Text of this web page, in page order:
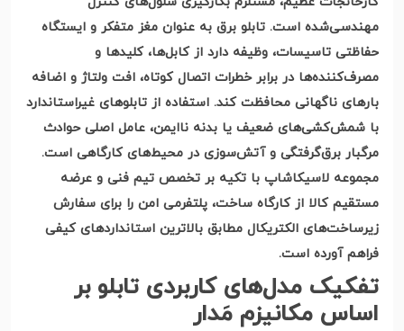
مهندسی‌شده است. تابلو برق به عنوان مغز متفکر و ایستگاه
حفاظتی تاسیسات، وظیفه دارد از کابل‌ها، کلیدها و
مصرف‌کننده‌ها در برابر خطرات اتصال کوتاه، افت ولتاژ و اضافه
بارهای ناگهانی محافظت کند. استفاده از تابلوهای غیراستاندارد
با شمش‌کشی‌های ضعیف یا بدنه ناایمن، عامل اصلی حوادث
مرگبار برق‌گرفتگی و آتش‌سوزی در محیط‌های کارگاهی است.
مجموعه لاسیکاشاپ با تکیه بر تخصص تیم فنی و عرضه
مستقیم کالا از کارگاه ساخت، پلتفرمی امن را برای سفارش
زیرساخت‌های الکتریکال مطابق بالاترین استانداردهای کیفی
فراهم آورده است.
تفکیک مدل‌های کاربردی تابلو بر
اساس مکانیزم مَدار